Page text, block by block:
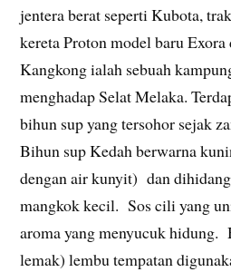
jentera berat seperti Kubota,
kereta Proton model baru
Kangkong ialah sebuah
menghadap Selat Melaka.
bihun sup yang tersohor sejak
Bihun sup Kedah berwarna
dengan air kunyit) dan
mangkok kecil. Sos cili yang
aroma yang menyucuk hidung.
lemak) lembu tempatan